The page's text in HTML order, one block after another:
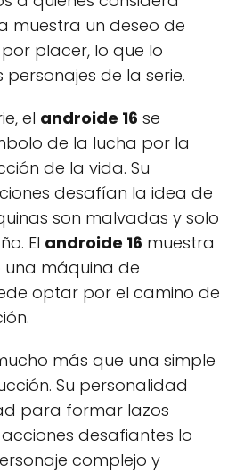
muestra un deseo de
placer, lo que lo
de la serie.
el androide 16 se
de la lucha por la
de la vida. Su
desafían la idea de
son malvadas y solo
El androide 16 muestra
una máquina de
optar por el camino de
más que una simple
Su personalidad
para formar lazos
desafiantes lo
complejo y